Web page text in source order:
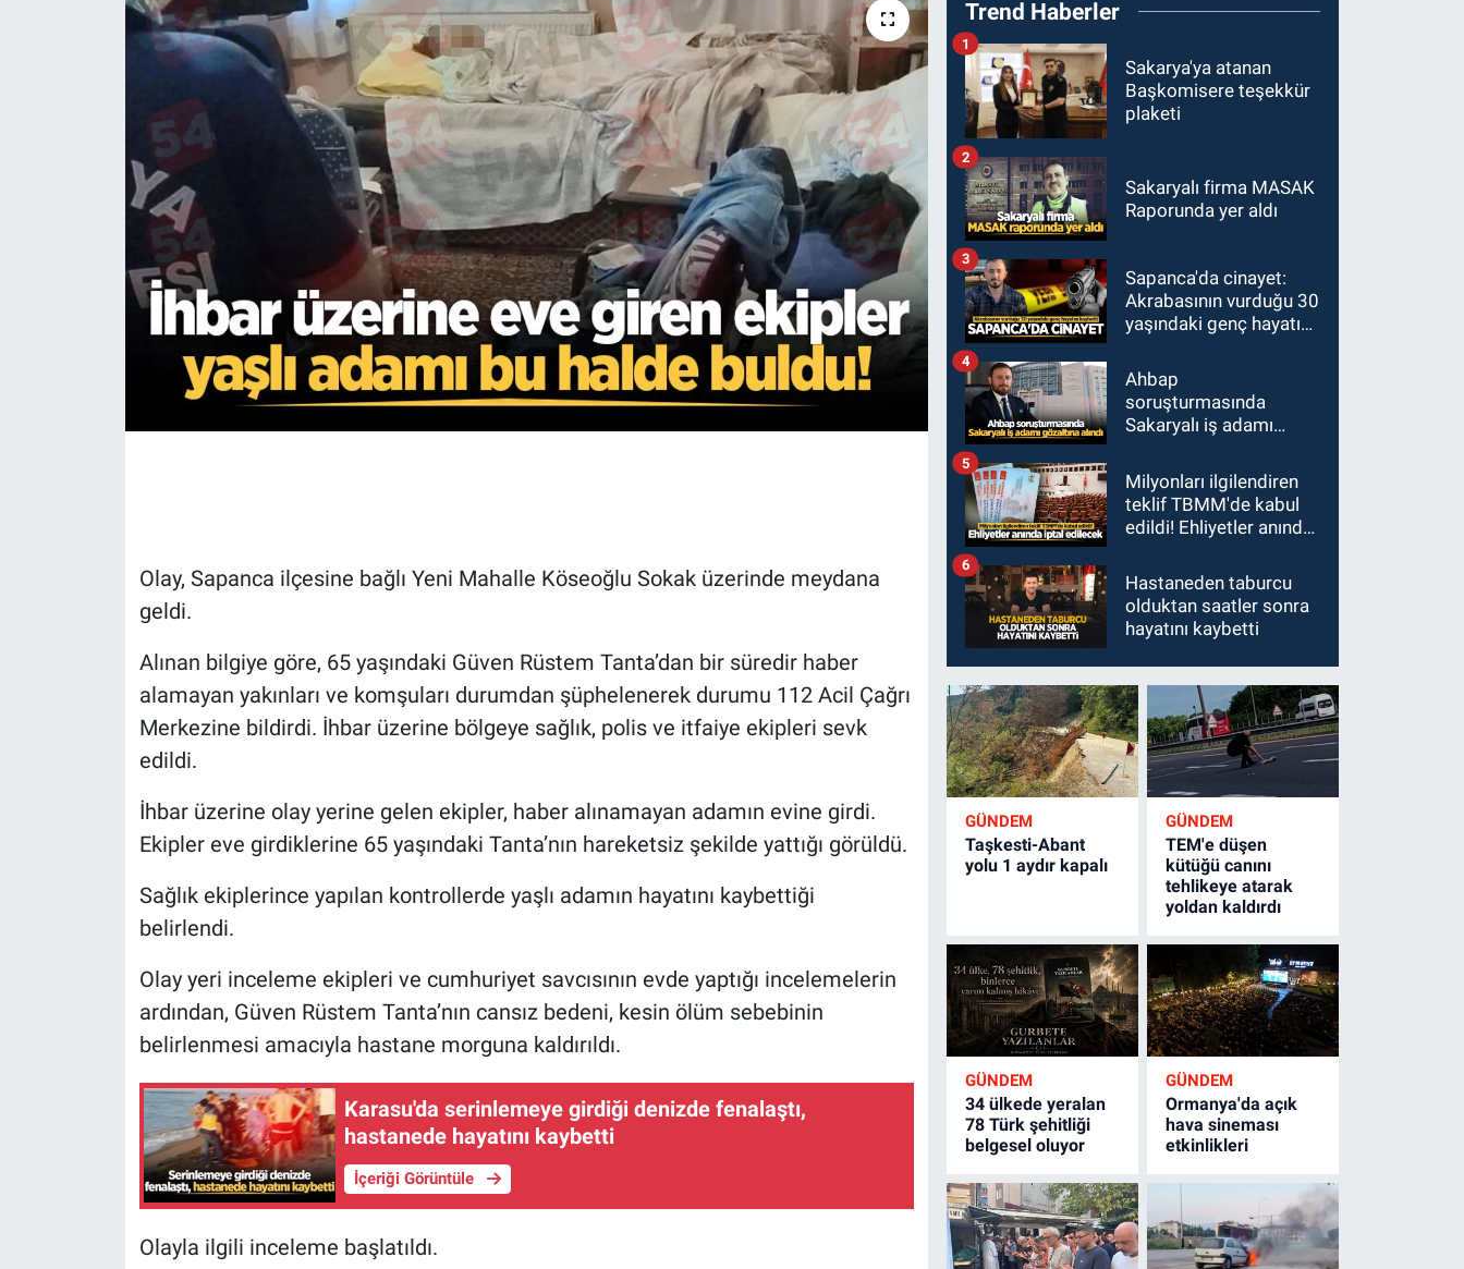
Olay, Sapanca ilçesine bağlı Yeni Mahalle Köseoğlu Sokak üzerinde meydana
geldi.
Alınan bilgiye göre, 65 yaşındaki Güven Rüstem Tanta’dan bir süredir haber
alamayan yakınları ve komşuları durumdan şüphelenerek durumu 112 Acil Çağrı
Merkezine bildirdi. İhbar üzerine bölgeye sağlık, polis ve itfaiye ekipleri sevk
edildi.
İhbar üzerine olay yerine gelen ekipler, haber alınamayan adamın evine girdi.
Ekipler eve girdiklerine 65 yaşındaki Tanta’nın hareketsiz şekilde yattığı görüldü.
Sağlık ekiplerince yapılan kontrollerde yaşlı adamın hayatını kaybettiği
belirlendi.
Olay yeri inceleme ekipleri ve cumhuriyet savcısının evde yaptığı incelemelerin
ardından, Güven Rüstem Tanta’nın cansız bedeni, kesin ölüm sebebinin
belirlenmesi amacıyla hastane morguna kaldırıldı.
Karasu'da serinlemeye girdiği denizde fenalaştı,
hastanede hayatını kaybetti
İçeriği Görüntüle
Olayla ilgili inceleme başlatıldı.
Trend Haberler
Sakarya'ya atanan
Başkomisere teşekkür
plaketi
1
Sakaryalı firma MASAK
Raporunda yer aldı
2
Sapanca'da cinayet:
Akrabasının vurduğu 30
yaşındaki genç hayatını
3
Ahbap
soruşturmasında
Sakaryalı iş adamı
4
Milyonları ilgilendiren
teklif TBMM'de kabul
edildi! Ehliyetler anında
5
Hastaneden taburcu
olduktan saatler sonra
hayatını kaybetti
6
GÜNDEM
Taşkesti-Abant
yolu 1 aydır kapalı
GÜNDEM
TEM'e düşen
kütüğü canını
tehlikeye atarak
yoldan kaldırdı
GÜNDEM
34 ülkede yeralan
78 Türk şehitliği
belgesel oluyor
GÜNDEM
Ormanya'da açık
hava sineması
etkinlikleri
ÖZEL HABER
HALK54 PANORAMA